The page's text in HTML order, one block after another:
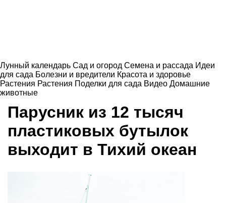
Лунный календарь Сад и огород Семена и рассада Идеи
для сада Болезни и вредители Красота и здоровье
Растения Растения Поделки для сада Видео Домашние
животные
Парусник из 12 тысяч
пластиковых бутылок
выходит в Тихий океан